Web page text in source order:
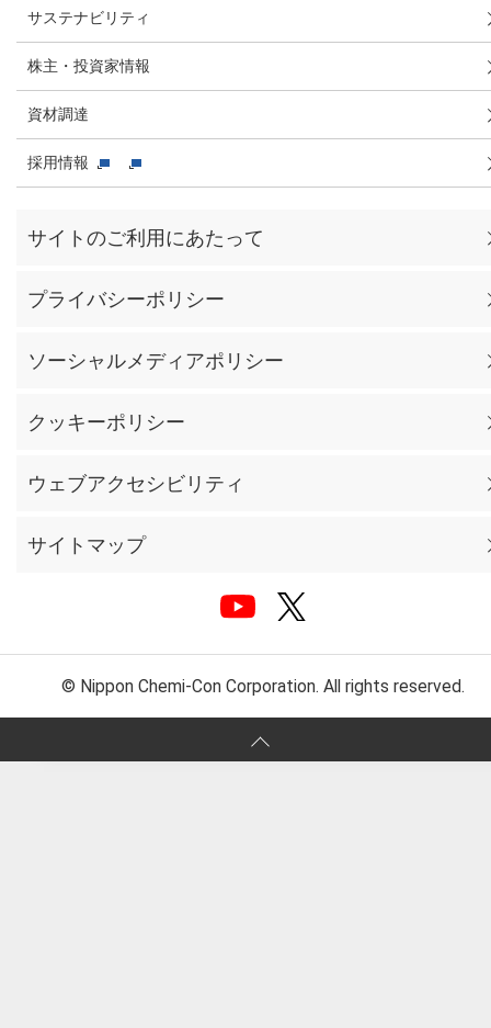
サステナビリティ
株主・投資家情報
資材調達
採用情報
サイトのご利用にあたって
プライバシーポリシー
ソーシャルメディアポリシー
クッキーポリシー
ウェブアクセシビリティ
サイトマップ
© Nippon Chemi-Con Corporation. All rights reserved.